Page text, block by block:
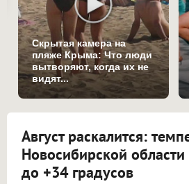
Скрытая камера на
пляже Крыма: Что люди
вытворяют, когда их не
видят...
Август раскалится:
Новосибирской
до +34 градусов